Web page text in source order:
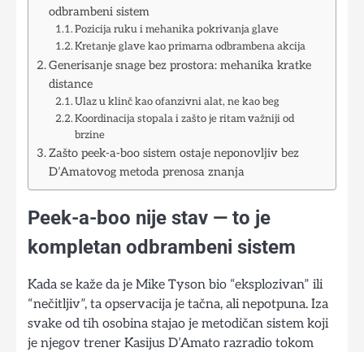
odbrambeni sistem
Pozicija ruku i mehanika pokrivanja glave
Kretanje glave kao primarna odbrambena akcija
Generisanje snage bez prostora: mehanika kratke
distance
Ulaz u klinč kao ofanzivni alat, ne kao beg
Koordinacija stopala i zašto je ritam važniji od
brzine
Zašto peek-a-boo sistem ostaje neponovljiv bez
D’Amatovog metoda prenosa znanja
Peek-a-boo nije stav — to je
kompletan odbrambeni sistem
Kada se kaže da je Mike Tyson bio “eksplozivan” ili
“nečitljiv”, ta opservacija je tačna, ali nepotpuna. Iza
svake od tih osobina stajao je metodičan sistem koji
je njegov trener Kasijus D’Amato razradio tokom